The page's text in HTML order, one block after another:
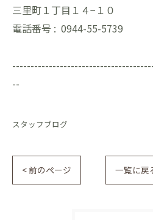
三里町１丁目１４−１０
電話番号 : 0944-55-5739
--
スタッフブログ
< 前のページ 一覧に戻